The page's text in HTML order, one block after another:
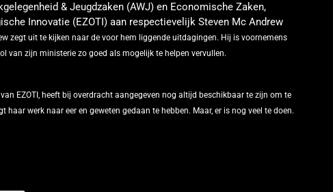
& Jeugdzaken (AWJ) en Economische Zaken,
Innovatie (EZOTI) aan respectievelijk Steven Mc Andrew
zegt uit te kijken naar de voor hem liggende uitdagingen. Hij is voornemens
van zijn ministerie zo goed als mogelijk te helpen vervullen.
EZOTI, heeft bij overdracht aangegeven nog altijd beschikbaar te zijn om te
haar werk naar eer en geweten gedaan te hebben. Maar, er is nog veel te doen.